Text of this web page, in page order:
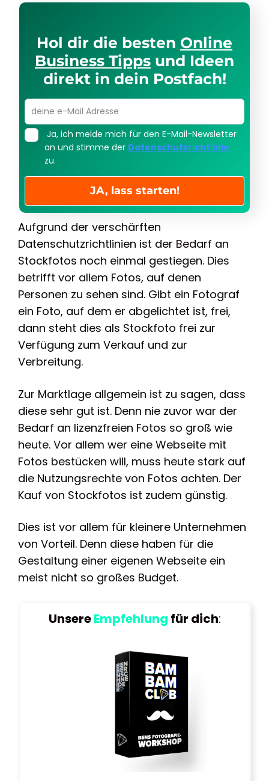
Hol dir die besten Online
Business Tipps und Ideen
direkt in dein Postfach!
Leave
this
field
blank
Ja, ich melde mich für den E-Mail-Newsletter
an und stimme der Datenschutzrichtlinie
zu.
JA, lass starten!
Aufgrund der verschärften
Datenschutzrichtlinien ist der Bedarf an
Stockfotos noch einmal gestiegen. Dies
betrifft vor allem Fotos, auf denen
Personen zu sehen sind. Gibt ein Fotograf
ein Foto, auf dem er abgelichtet ist, frei,
dann steht dies als Stockfoto frei zur
Verfügung zum Verkauf und zur
Verbreitung.
Zur Marktlage allgemein ist zu sagen, dass
diese sehr gut ist. Denn nie zuvor war der
Bedarf an lizenzfreien Fotos so groß wie
heute. Vor allem wer eine Webseite mit
Fotos bestücken will, muss heute stark auf
die Nutzungsrechte von Fotos achten. Der
Kauf von Stockfotos ist zudem günstig.
Dies ist vor allem für kleinere Unternehmen
von Vorteil. Denn diese haben für die
Gestaltung einer eigenen Webseite ein
meist nicht so großes Budget.
UnsereEmpfehlung für dich: